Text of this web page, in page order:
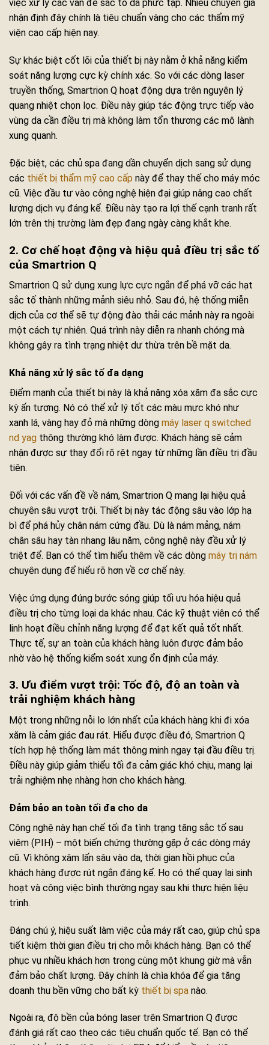
việc xử lý các vấn đề sắc tố da phức tạp. Nhiều chuyên gia
nhận định đây chính là tiêu chuẩn vàng cho các thẩm mỹ
viện cao cấp hiện nay.
Sự khác biệt cốt lõi của thiết bị này nằm ở khả năng kiểm
soát năng lượng cực kỳ chính xác. So với các dòng laser
truyền thống, Smartrion Q hoạt động dựa trên nguyên lý
quang nhiệt chọn lọc. Điều này giúp tác động trực tiếp vào
vùng da cần điều trị mà không làm tổn thương các mô lành
xung quanh.
Đặc biệt, các chủ spa đang dần chuyển dịch sang sử dụng
các thiết bị thẩm mỹ cao cấp này để thay thế cho máy móc
cũ. Việc đầu tư vào công nghệ hiện đại giúp nâng cao chất
lượng dịch vụ đáng kể. Điều này tạo ra lợi thế cạnh tranh rất
lớn trên thị trường làm đẹp đang ngày càng khắt khe.
2. Cơ chế hoạt động và hiệu quả điều trị sắc tố
của Smartrion Q
Smartrion Q sử dụng xung lực cực ngắn để phá vỡ các hạt
sắc tố thành những mảnh siêu nhỏ. Sau đó, hệ thống miễn
dịch của cơ thể sẽ tự động đào thải các mảnh này ra ngoài
một cách tự nhiên. Quá trình này diễn ra nhanh chóng mà
không gây ra tình trạng nhiệt dư thừa trên bề mặt da.
Khả năng xử lý sắc tố đa dạng
Điểm mạnh của thiết bị này là khả năng xóa xăm đa sắc cực
kỳ ấn tượng. Nó có thể xử lý tốt các màu mực khó như
xanh lá, vàng hay đỏ mà những dòng máy laser q switched
nd yag thông thường khó làm được. Khách hàng sẽ cảm
nhận được sự thay đổi rõ rệt ngay từ những lần điều trị đầu
tiên.
Đối với các vấn đề về nám, Smartrion Q mang lại hiệu quả
chuyên sâu vượt trội. Thiết bị này tác động sâu vào lớp hạ
bì để phá hủy chân nám cứng đầu. Dù là nám mảng, nám
chân sâu hay tàn nhang lâu năm, công nghệ này đều xử lý
triệt để. Bạn có thể tìm hiểu thêm về các dòng máy trị nám
chuyên dụng để hiểu rõ hơn về cơ chế này.
Việc ứng dụng đúng bước sóng giúp tối ưu hóa hiệu quả
điều trị cho từng loại da khác nhau. Các kỹ thuật viên có thể
linh hoạt điều chỉnh năng lượng để đạt kết quả tốt nhất.
Thực tế, sự an toàn của khách hàng luôn được đảm bảo
nhờ vào hệ thống kiểm soát xung ổn định của máy.
3. Ưu điểm vượt trội: Tốc độ, độ an toàn và
trải nghiệm khách hàng
Một trong những nỗi lo lớn nhất của khách hàng khi đi xóa
xăm là cảm giác đau rát. Hiểu được điều đó, Smartrion Q
tích hợp hệ thống làm mát thông minh ngay tại đầu điều trị.
Điều này giúp giảm thiểu tối đa cảm giác khó chịu, mang lại
trải nghiệm nhẹ nhàng hơn cho khách hàng.
Đảm bảo an toàn tối đa cho da
Công nghệ này hạn chế tối đa tình trạng tăng sắc tố sau
viêm (PIH) – một biến chứng thường gặp ở các dòng máy
cũ. Vì không xâm lấn sâu vào da, thời gian hồi phục của
khách hàng được rút ngắn đáng kể. Họ có thể quay lại sinh
hoạt và công việc bình thường ngay sau khi thực hiện liệu
trình.
Đáng chú ý, hiệu suất làm việc của máy rất cao, giúp chủ spa
tiết kiệm thời gian điều trị cho mỗi khách hàng. Bạn có thể
phục vụ nhiều khách hơn trong cùng một khung giờ mà vẫn
đảm bảo chất lượng. Đây chính là chìa khóa để gia tăng
doanh thu bền vững cho bất kỳ thiết bị spa nào.
Ngoài ra, độ bền của bóng laser trên Smartrion Q được
đánh giá rất cao theo các tiêu chuẩn quốc tế. Bạn có thể